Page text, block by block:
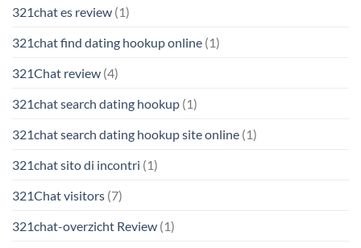
321chat es review (1)
321chat find dating hookup online (1)
321Chat review (4)
321chat search dating hookup (1)
321chat search dating hookup site online (1)
321chat sito di incontri (1)
321Chat visitors (7)
321chat-overzicht Review (1)